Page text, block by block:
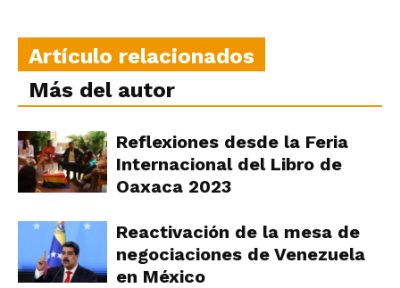
Artículo relacionados
Más del autor
Reflexiones desde la Feria
Internacional del Libro de
Oaxaca 2023
Reactivación de la mesa de
negociaciones de Venezuela
en México